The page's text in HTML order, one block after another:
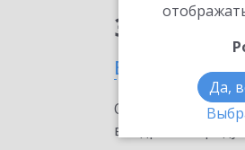
Да,
Заказать
в Миассе
Ознакомьтесь с
внедрение